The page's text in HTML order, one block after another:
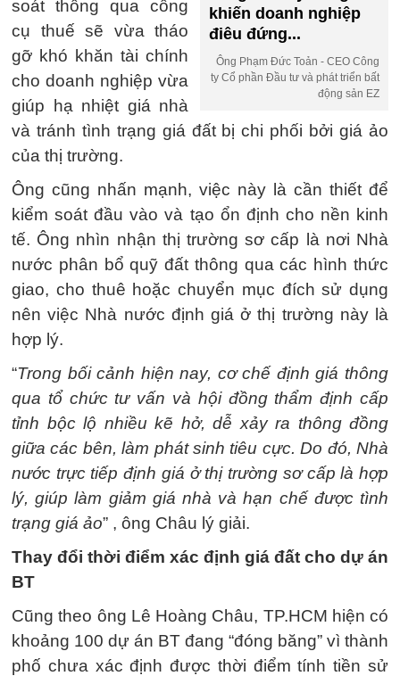
khiến doanh nghiệp
điêu đứng...
Ông Phạm Đức Toản - CEO Công
ty Cổ phần Đầu tư và phát triển bất
động sản EZ
soát thông qua công
cụ thuế sẽ vừa tháo
gỡ khó khăn tài chính
cho doanh nghiệp vừa
giúp hạ nhiệt giá nhà
và tránh tình trạng giá đất bị chi phối bởi giá ảo
của thị trường.
Ông cũng nhấn mạnh, việc này là cần thiết để
kiểm soát đầu vào và tạo ổn định cho nền kinh
tế. Ông nhìn nhận thị trường sơ cấp là nơi Nhà
nước phân bổ quỹ đất thông qua các hình thức
giao, cho thuê hoặc chuyển mục đích sử dụng
nên việc Nhà nước định giá ở thị trường này là
hợp lý.
“Trong bối cảnh hiện nay, cơ chế định giá thông
qua tổ chức tư vấn và hội đồng thẩm định cấp
tỉnh bộc lộ nhiều kẽ hở, dễ xảy ra thông đồng
giữa các bên, làm phát sinh tiêu cực. Do đó, Nhà
nước trực tiếp định giá ở thị trường sơ cấp là hợp
lý, giúp làm giảm giá nhà và hạn chế được tình
trạng giá ảo” , ông Châu lý giải.
Thay đổi thời điểm xác định giá đất cho dự án
BT
Cũng theo ông Lê Hoàng Châu, TP.HCM hiện có
khoảng 100 dự án BT đang “đóng băng” vì thành
phố chưa xác định được thời điểm tính tiền sử